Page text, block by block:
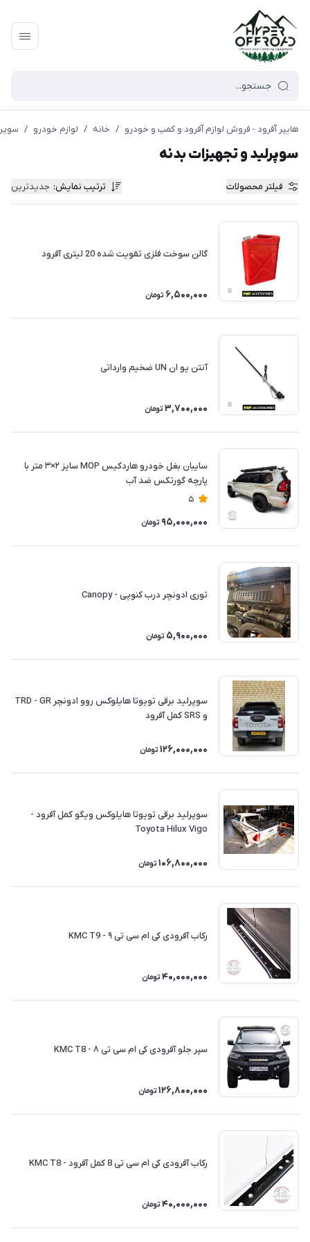
هایپر آفرود - فروش لوازم آفرود و کمپ و خودرو / خانه / لوازم خودرو /
سوپرلید و تجهیزات بدنه
فیلتر محصولات ترتیب نمایش: جدیدترین
گالن سوخت فلزی تقویت شده 20 لیتری آفرود
6,500,000 تومان
آنتن یو ان UN ضخیم وارداتی
3,700,000 تومان
سایبان بغل خودرو هاردکیس MOP سایز ۲×۳ متر با
پارچه گورتکس ضد آب
5
95,000,000 تومان
توری ادونچر درب کنوپی - Canopy
5,900,000 تومان
سوپرلید برقی تویوتا هایلوکس روو ادونچر TRD - GR
و SRS کمل آفرود
126,000,000 تومان
سوپرلید برقی تویوتا هایلوکس ویگو کمل آفرود -
Toyota Hilux Vigo
106,800,000 تومان
رکاب آفرودی کی ام سی تی ۹ - KMC T9
40,000,000 تومان
سپر جلو آفرودی کی ام سی تی ۸ - KMC T8
126,800,000 تومان
رکاب آفرودی کی ام سی تی 8 کمل آفرود - KMC T8
40,000,000 تومان